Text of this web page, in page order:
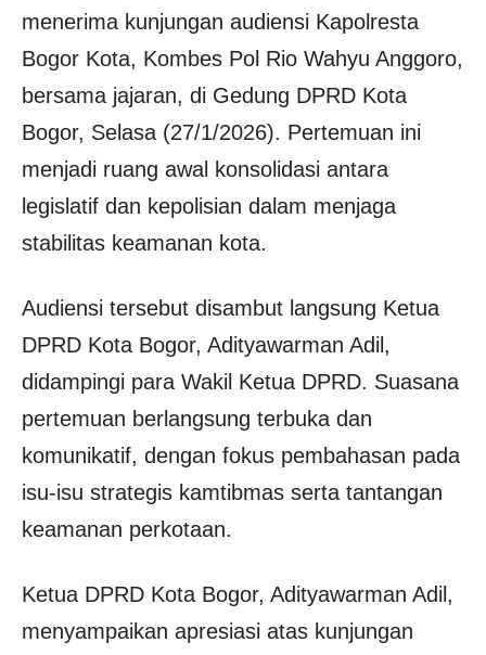
menerima kunjungan audiensi Kapolresta
Bogor Kota, Kombes Pol Rio Wahyu Anggoro,
bersama jajaran, di Gedung DPRD Kota
Bogor, Selasa (27/1/2026). Pertemuan ini
menjadi ruang awal konsolidasi antara
legislatif dan kepolisian dalam menjaga
stabilitas keamanan kota.
Audiensi tersebut disambut langsung Ketua
DPRD Kota Bogor, Adityawarman Adil,
didampingi para Wakil Ketua DPRD. Suasana
pertemuan berlangsung terbuka dan
komunikatif, dengan fokus pembahasan pada
isu-isu strategis kamtibmas serta tantangan
keamanan perkotaan.
Ketua DPRD Kota Bogor, Adityawarman Adil,
menyampaikan apresiasi atas kunjungan